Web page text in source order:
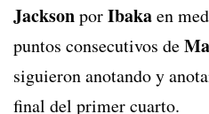
JacksonporIbakaen
puntos consecutivos de
siguieron anotando y
final del primer cuarto.